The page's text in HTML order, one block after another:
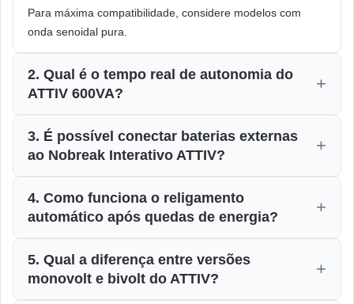
Para máxima compatibilidade, considere modelos com
onda senoidal pura.
2. Qual é o tempo real de autonomia do
ATTIV 600VA?
3. É possível conectar baterias externas
ao Nobreak Interativo ATTIV?
4. Como funciona o religamento
automático após quedas de energia?
5. Qual a diferença entre versões
monovolt e bivolt do ATTIV?